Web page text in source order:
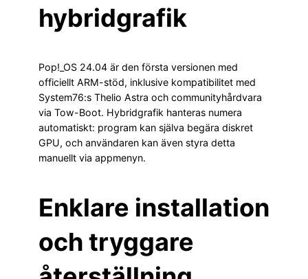
hybridgrafik
Pop!_OS 24.04 är den första versionen med
officiellt ARM-stöd, inklusive kompatibilitet med
System76:s Thelio Astra och communityhårdvara
via Tow-Boot. Hybridgrafik hanteras numera
automatiskt: program kan själva begära diskret
GPU, och användaren kan även styra detta
manuellt via appmenyn.
Enklare installation
och tryggare